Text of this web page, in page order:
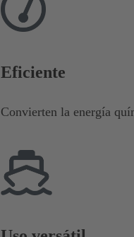
Eficiente
Convierten la energía